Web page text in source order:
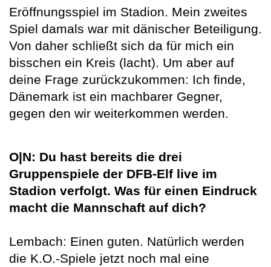
Eröffnungsspiel im Stadion. Mein zweites
Spiel damals war mit dänischer Beteiligung.
Von daher schließt sich da für mich ein
bisschen ein Kreis (lacht). Um aber auf
deine Frage zurückzukommen: Ich finde,
Dänemark ist ein machbarer Gegner,
gegen den wir weiterkommen werden.
O|N: Du hast bereits die drei
Gruppenspiele der DFB-Elf live im
Stadion verfolgt. Was für einen Eindruck
macht die Mannschaft auf dich?
Lembach: Einen guten. Natürlich werden
die K.O.-Spiele jetzt noch mal eine